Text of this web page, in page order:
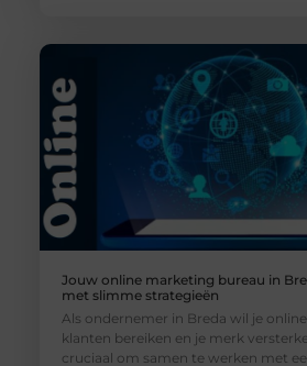
Jouw online marketing bureau in
met slimme strategieën
Als ondernemer in Breda wil je
klanten bereiken en je merk
cruciaal om samen te werken met